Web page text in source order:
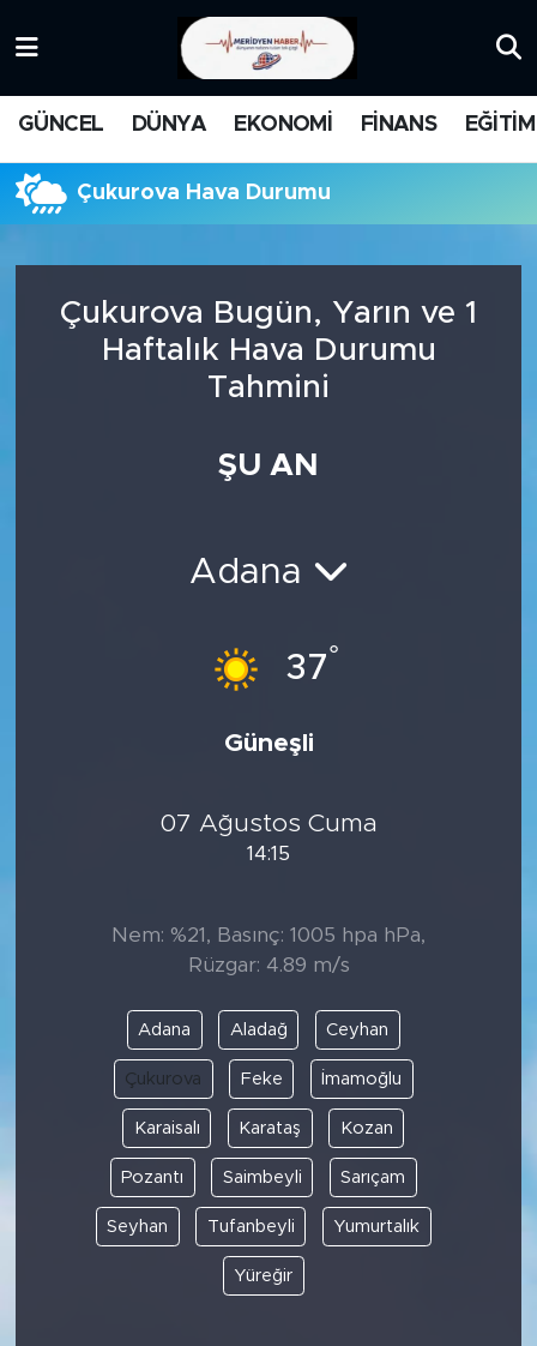
GÜNCEL DÜNYA EKONOMİ FİNANS EĞİTİM
Çukurova Hava Durumu
Çukurova Bugün, Yarın ve 1
Haftalık Hava Durumu
Tahmini
ŞU AN
Adana
37°
Güneşli
07 Ağustos Cuma
14:15
Nem: %21, Basınç: 1005 hpa hPa,
Rüzgar: 4.89 m/s
Adana Aladağ Ceyhan
Çukurova Feke İmamoğlu
Karaisalı Karataş Kozan
Pozantı Saimbeyli Sarıçam
Seyhan Tufanbeyli Yumurtalık
Yüreğir
FİNANS
BİLİM-TEKNOLOJİ
DİNİ
POLİTİKA
EKONOMİ
KÜLTÜR SANAT
YAŞAM
Süper Lig Puan Durumu ve Fikstür
Tüm Manşetler
Son Dakika Haberleri